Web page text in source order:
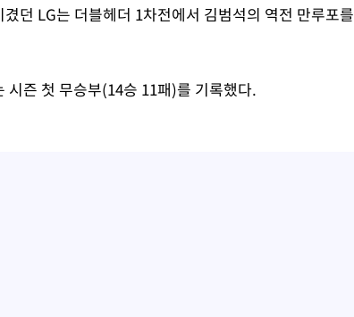
던 LG는 더블헤더 1차전에서 김범석의 역전 만루포를
시즌 첫 무승부(14승 11패)를 기록했다.